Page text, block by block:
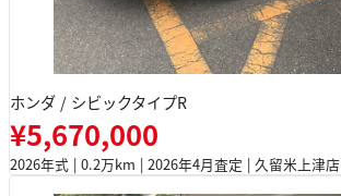
ホンダ / シビックタイプR
¥5,670,000
2026年式 | 0.2万km | 2026年4月査定 | 久留米上津店